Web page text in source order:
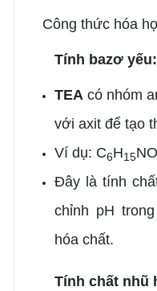
Công thức hóa
Tính bazơ yếu:
TEAcó nhóm
với axit để tạo
Ví dụ: C6H15NO
Đây là tính
chỉnh pH
hóa chất.
Tính chất nhũ